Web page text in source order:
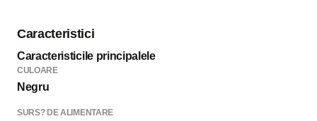
Caracteristici
Caracteristicile principalele
CULOARE
Negru
SURS? DE ALIMENTARE